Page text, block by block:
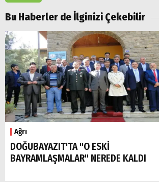
Bu Haberler de İlginizi Çekebilir
Ağrı
DOĞUBAYAZIT'TA "O ESKİ
BAYRAMLAŞMALAR" NEREDE KALDI
Aramalar:
Ağrı
Doğubayazıt